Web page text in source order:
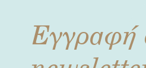
Εγγραφή